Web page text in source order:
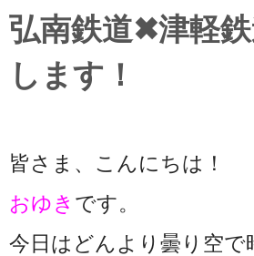
弘南鉄道✖津軽
します！
皆さま、こんにちは！
おゆき です。
今日はどんより曇り空で